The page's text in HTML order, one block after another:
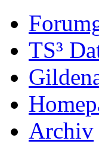
TS³
Archiv